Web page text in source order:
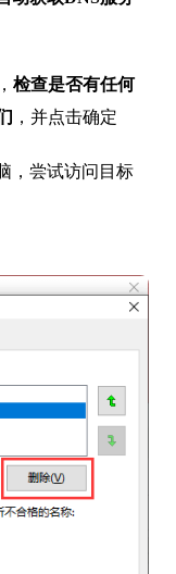
检查是否有任何
，并点击确定
，尝试访问目标